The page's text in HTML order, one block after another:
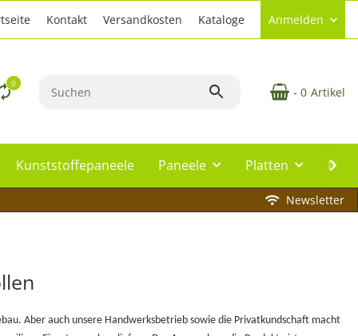
Kontakt Versandkosten Kataloge Anmelden
0
- 0 Artikel
Kunststoffepaneele Paneele Platten
Newsletter
Aber auch unsere Handwerksbetrieb sowie die Privatkundschaft macht